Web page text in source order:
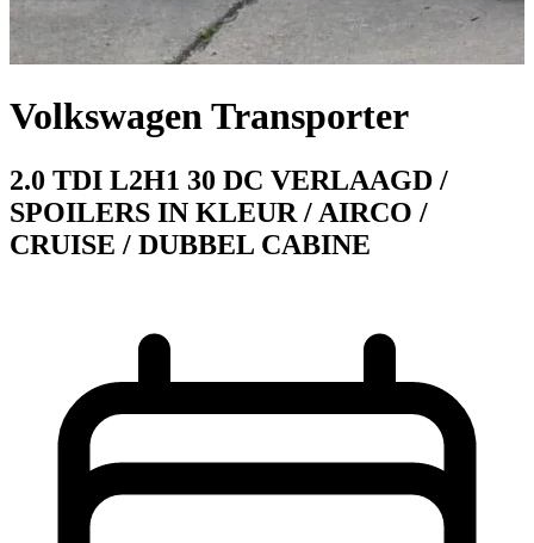
Volkswagen Transporter
2.0 TDI L2H1 30 DC VERLAAGD /
SPOILERS IN KLEUR / AIRCO /
CRUISE / DUBBEL CABINE